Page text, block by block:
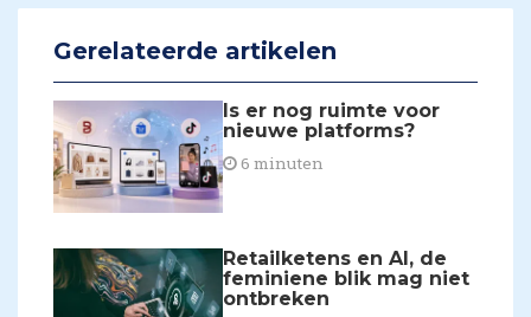
Gerelateerde artikelen
Is er nog ruimte voor
nieuwe platforms?
6 minuten
Retailketens en AI, de
feminiene blik mag niet
ontbreken